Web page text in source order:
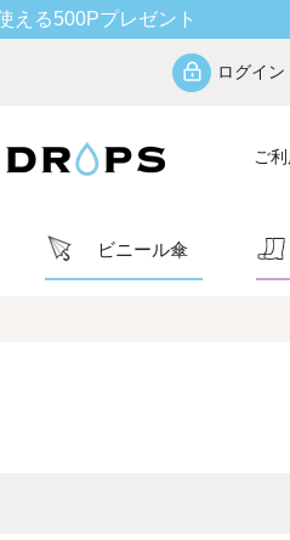
える500Pプレゼント
ログイン
ご
ビニール傘